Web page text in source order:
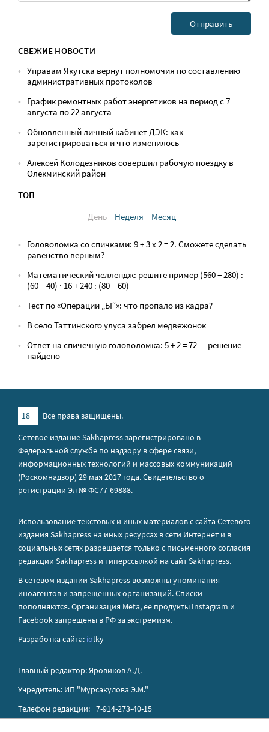
СВЕЖИЕ НОВОСТИ
Управам Якутска вернут полномочия по составлению
административных протоколов
График ремонтных работ энергетиков на период с 7
августа по 22 августа
Обновленный личный кабинет ДЭК: как
зарегистрироваться и что изменилось
Алексей Колодезников совершил рабочую поездку в
Олекминский район
ТОП
День
Неделя Месяц
Головоломка со спичками: 9 + 3 х 2 = 2. Сможете сделать
равенство верным?
Математический челлендж: решите пример (560 − 280) :
(60 − 40) · 16 + 240 : (80 − 60)
Тест по «Операции „Ы“»: что пропало из кадра?
В село Таттинского улуса забрел медвежонок
Ответ на спичечную головоломка: 5 + 2 = 72 — решение
найдено
18+
Все права защищены.
Сетевое издание Sakhapress зарегистрировано в
Федеральной службе по надзору в сфере связи,
информационных технологий и массовых коммуникаций
(Роскомнадзор) 29 мая 2017 года. Свидетельство о
регистрации Эл № ФС77-69888.
Использование текстовых и иных материалов с сайта Сетевого
издания Sakhapress на иных ресурсах в сети Интернет и в
социальных сетях разрешается только с письменного согласия
редакции Sakhapress и гиперссылкой на сайт Sakhapress.
В сетевом издании Sakhapress возможны упоминания
иноагентов и запрещенных организаций. Списки
пополняются. Организация Metа, ее продукты Instagram и
Facebook запрещены в РФ за экстремизм.
Разработка сайта: iolky
Главный редактор: Яровиков А.Д.
Учредитель: ИП "Мурсакулова Э.М."
Телефон редакции: +7-914-273-40-15